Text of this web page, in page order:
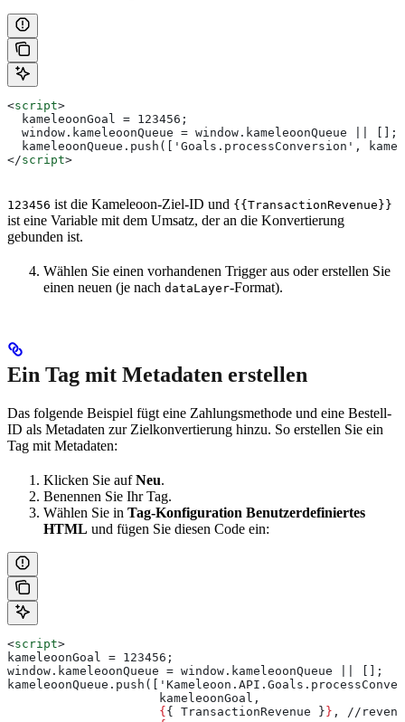
<script>
  kameleoonGoal = 123456;
  window.kameleoonQueue = window.kameleoonQueue || [];
kameleoonQueue.push(['Goals.processConversion',
</script>
123456 ist die Kameleoon-Ziel-ID und {{TransactionRevenue}}
ist eine Variable mit dem Umsatz, der an die Konvertierung
gebunden ist.
Wählen Sie einen vorhandenen Trigger aus oder erstellen Sie
einen neuen (je nach dataLayer-Format).
Ein Tag mit Metadaten erstellen
Das folgende Beispiel fügt eine Zahlungsmethode und eine Bestell-
ID als Metadaten zur Zielkonvertierung hinzu. So erstellen Sie ein
Tag mit Metadaten:
Klicken Sie aufNeu.
Benennen Sie Ihr Tag.
Wählen Sie in Tag-Konfiguration Benutzerdefiniertes
HTML und fügen Sie diesen Code ein:
<script>
kameleoonGoal = 123456;
window.kameleoonQueue = window.kameleoonQueue || [];
                     kameleoonGoal,
                     {
{ TransactionRevenue } } , //